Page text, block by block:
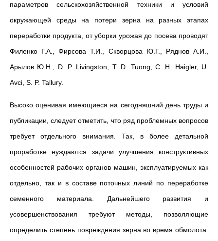
параметров сельскохозяйственной техники и условий
окружающей среды на потери зерна на разных этапах
переработки продукта, от уборки урожая до посева проводят
Филенко Г.А., Фирсова Т.И., Скворцова Ю.Г., Ряднов А.И.,
Арылов Ю.Н., D. P. Livingston, T. D. Tuong, C. H. Haigler, U.
Avci, S. P. Tallury.
Высоко оценивая имеющиеся на сегодняшний день труды и
публикации, следует отметить, что ряд проблемных вопросов
требует отдельного внимания. Так, в более детальной
проработке нуждаются задачи улучшения конструктивных
особенностей рабочих органов машин, эксплуатируемых как
отдельно, так и в составе поточных линий по переработке
семенного материала. Дальнейшего развития и
усовершенствования требуют методы, позволяющие
определить степень повреждения зерна во время обмолота.